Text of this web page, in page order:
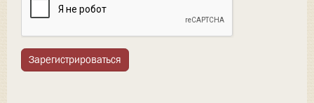
Зарегистрироваться